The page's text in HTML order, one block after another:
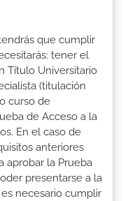
que cumplir
tener el
Título Universitario
(titulación
curso de
de Acceso a la
En el caso de
anteriores
aprobar la Prueba
presentarse a la
necesario cumplir